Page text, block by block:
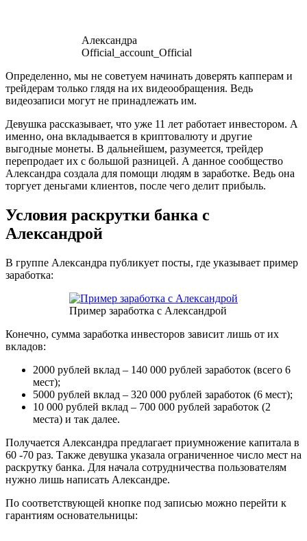
Александра
Official_account_Official
Определенно, мы не советуем начинать доверять капперам и
трейдерам только глядя на их видеообращения. Ведь
видеозаписи могут не принадлежать им.
Девушка рассказывает, что уже 11 лет работает инвестором. А
именно, она вкладывается в криптовалюту и другие
выгодные монеты. В дальнейшем, разумеется, трейдер
перепродает их с большой разницей. А данное сообщество
Александра создала для помощи людям в заработке. Ведь она
торгует деньгами клиентов, после чего делит прибыль.
Условия раскрутки банка с
Александрой
В группе Александра публикует посты, где указывает пример
заработка:
Пример заработка с Александрой
Конечно, сумма заработка инвесторов зависит лишь от их
вкладов:
2000 рублей вклад – 140 000 рублей заработок (всего 6
мест);
5000 рублей вклад – 320 000 рублей заработок (6 мест);
10 000 рублей вклад – 700 000 рублей заработок (2
места) и так далее.
Получается Александра предлагает приумножение капитала в
60 -70 раз. Также девушка указала ограниченное число мест на
раскрутку банка. Для начала сотрудничества пользователям
нужно лишь написать Александре.
По соответствующей кнопке под записью можно перейти к
гарантиям основательницы: